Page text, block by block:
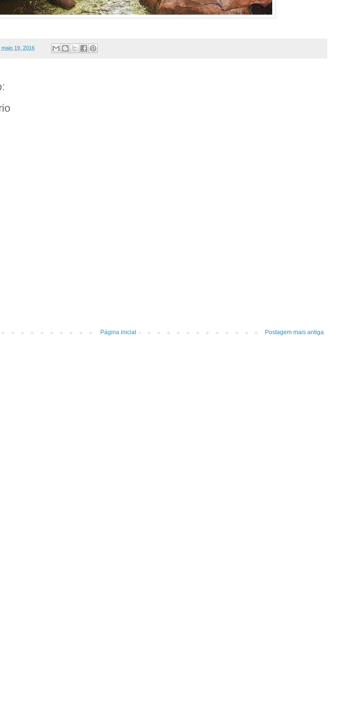
maio 19, 2016
Postagem mais antiga
Página inicial